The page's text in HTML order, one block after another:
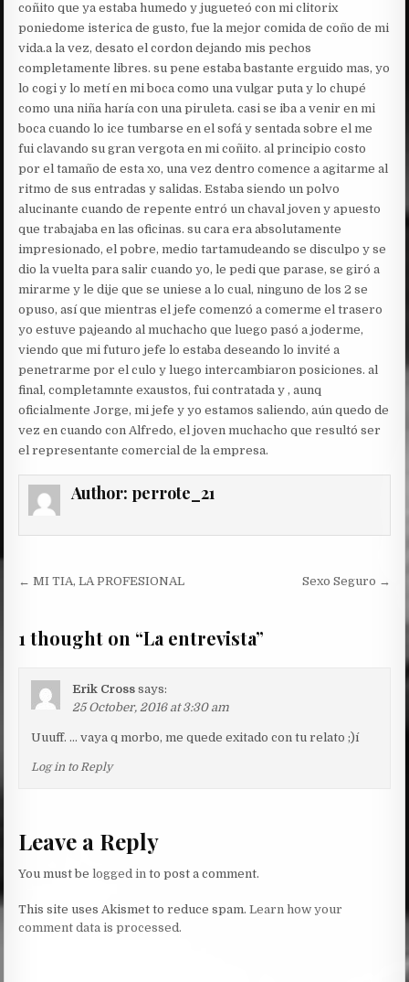
coñito que ya estaba humedo y jugueteó con mi clitorix
poniedome isterica de gusto, fue la mejor comida de coño de mi
vida.a la vez, desato el cordon dejando mis pechos
completamente libres. su pene estaba bastante erguido mas, yo
lo cogi y lo metí en mi boca como una vulgar puta y lo chupé
como una niña haría con una piruleta. casi se iba a venir en mi
boca cuando lo ice tumbarse en el sofá y sentada sobre el me
fui clavando su gran vergota en mi coñito. al principio costo
por el tamaño de esta xo, una vez dentro comence a agitarme al
ritmo de sus entradas y salidas. Estaba siendo un polvo
alucinante cuando de repente entró un chaval joven y apuesto
que trabajaba en las oficinas. su cara era absolutamente
impresionado, el pobre, medio tartamudeando se disculpo y se
dio la vuelta para salir cuando yo, le pedi que parase, se giró a
mirarme y le dije que se uniese a lo cual, ninguno de los 2 se
opuso, así que mientras el jefe comenzó a comerme el trasero
yo estuve pajeando al muchacho que luego pasó a joderme,
viendo que mi futuro jefe lo estaba deseando lo invité a
penetrarme por el culo y luego intercambiaron posiciones. al
final, completamnte exaustos, fui contratada y , aunq
oficialmente Jorge, mi jefe y yo estamos saliendo, aún quedo de
vez en cuando con Alfredo, el joven muchacho que resultó ser
el representante comercial de la empresa.
Author: perrote_21
Post
← MI TIA, LA PROFESIONAL Sexo Seguro →
1 thought on “La entrevista”
Erik Cross says:
25 October, 2016 at 3:30 am
Uuuff. … vaya q morbo, me quede exitado con tu relato ;)í
Log in to Reply
Leave a Reply
You must belogged in to post a comment.
This site uses Akismet to reduce spam.Learn how your
comment data is processed.